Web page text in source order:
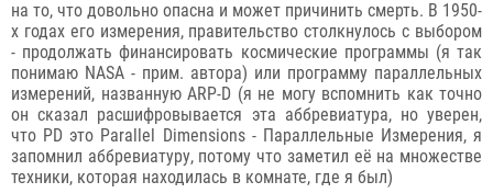
на то, что довольно опасна и может причинить смерть. В 1950-
х годах его измерения, правительство столкнулось с выбором
- продолжать финансировать космические программы (я так
понимаю NASA - прим. автора) или программу параллельных
измерений, названную ARP-D (я не могу вспомнить как точно
он сказал расшифровывается эта аббревиатура, но уверен,
что PD это Parallel Dimensions - Параллельные Измерения, я
запомнил аббревиатуру, потому что заметил её на множестве
техники, которая находилась в комнате, где я был)